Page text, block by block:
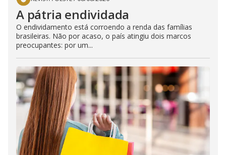
A pátria endividada
O endividamento está corroendo a renda das famílias
brasileiras. Não por acaso, o país atingiu dois marcos
preocupantes: por um...